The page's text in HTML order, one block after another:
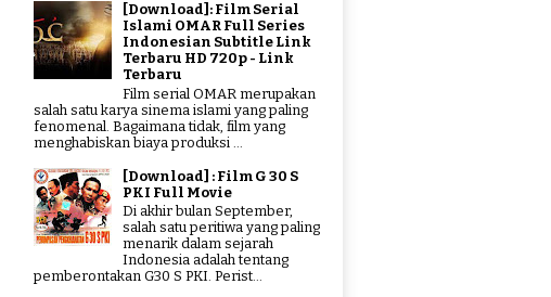
[Download]: Film Serial
Islami OMAR Full Series
Indonesian Subtitle Link
Terbaru HD 720p - Link
Terbaru
Film serial OMAR merupakan
salah satu karya sinema islami yang paling
fenomenal. Bagaimana tidak, film yang
menghabiskan biaya produksi ...
[Download] : Film G 30 S
PKI Full Movie
Di akhir bulan September,
salah satu peritiwa yang paling
menarik dalam sejarah
Indonesia adalah tentang
pemberontakan G30 S PKI. Perist...